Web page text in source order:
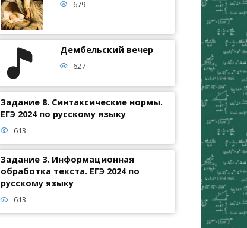
679
Дембельский вечер
627
Задание 8. Синтаксические нормы.
ЕГЭ 2024 по русскому языку
613
Задание 3. Информационная
обработка текста. ЕГЭ 2024 по
русскому языку
613